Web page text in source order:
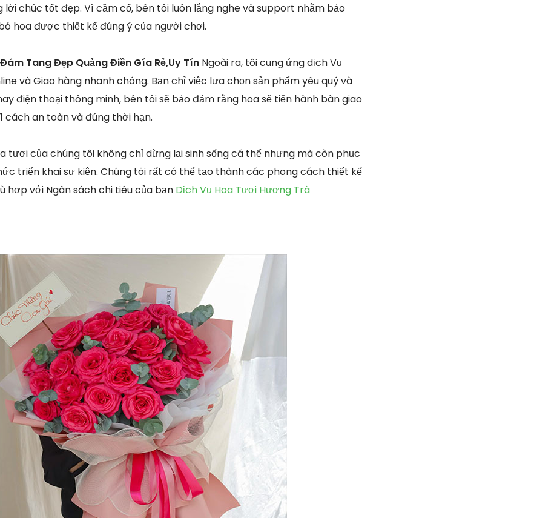
lời chúc tốt đẹp. Vì cầm cố, bên tôi luôn lắng nghe và support nhằm bảo
hoa được thiết kế đúng ý của người chơi.
Tang Đẹp Quảng Điền Gía Rẻ,Uy Tín Ngoài ra, tôi cung ứng dịch Vụ
và Giao hàng nhanh chóng. Bạn chỉ việc lựa chọn sản phẩm yêu quý và
điện thoại thông minh, bên tôi sẽ bảo đảm rằng hoa sẽ tiến hành bàn giao
cách an toàn và đúng thời hạn.
tươi của chúng tôi không chỉ dừng lại sinh sống cá thể nhưng mà còn phục
triển khai sự kiện. Chúng tôi rất có thể tạo thành các phong cách thiết kế
hợp với Ngân sách chi tiêu của bạn Dịch Vụ Hoa Tươi Hương Trà